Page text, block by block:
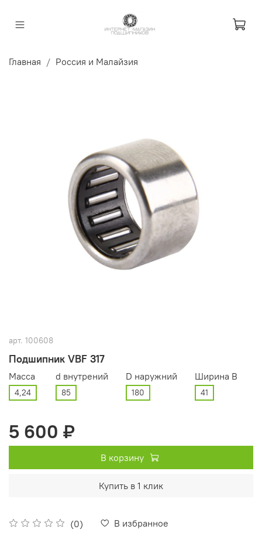
Главная Россия и Малайзия
арт. 100608
Подшипник VBF 317
(0) В избранное
Масса
4,24
d внутрений
85
D наружний
180
Ширина В
41
5 600 ₽
В корзину
Купить в 1 клик